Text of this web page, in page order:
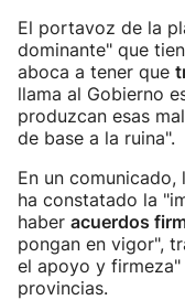
El portavoz de la
dominante" que
aboca a tener que
llama al Gobierno
produzcan esas
de base a la ruina".
En un
ha constatado la
haber acuerdos
pongan en vigor",
el apoyo y
provincias.